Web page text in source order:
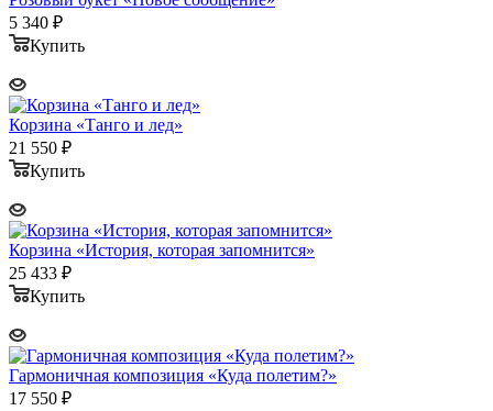
5 340 ₽
Купить
Корзина «Танго и лед»
21 550 ₽
Купить
Корзина «История, которая запомнится»
25 433 ₽
Купить
Гармоничная композиция «Куда полетим?»
17 550 ₽